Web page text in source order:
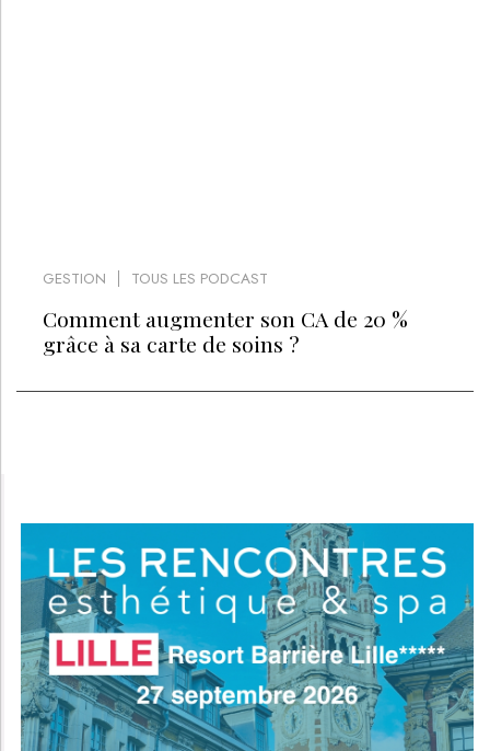
GESTION TOUS LES PODCAST
Comment augmenter son CA de 20 %
grâce à sa carte de soins ?